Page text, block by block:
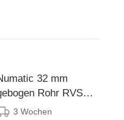
32 mm
Rohr RVS
NPC Luftregler
3 Wochen